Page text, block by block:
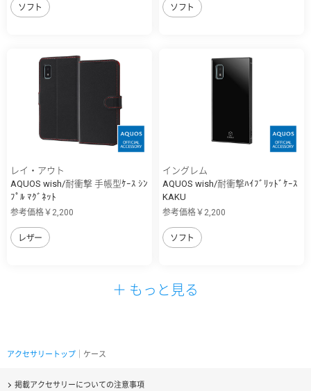
ソフト ソフト
レイ・アウト
AQUOS wish/耐衝撃 手帳型ｹｰｽ ｼﾝ
ﾌﾟﾙ ﾏｸﾞﾈｯﾄ
参考価格￥2,200
レザー
イングレム
AQUOS wish/耐衝撃ﾊｲﾌﾞﾘｯﾄﾞｹｰｽ
KAKU
参考価格￥2,200
ソフト
＋ もっと見る
アクセサリートップ ｜ケース
掲載アクセサリーについての注意事項